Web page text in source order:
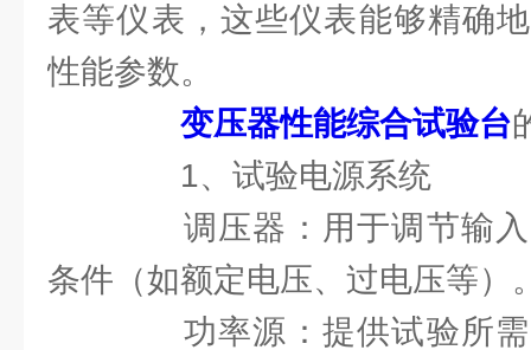
表等仪表，这些仪表能够精确
性能参数。
变压器性能综合试验台
1、试验电源系统
调压器：用于调节输入
条件（如额定电压、过电压等）
功率源：提供试验所需